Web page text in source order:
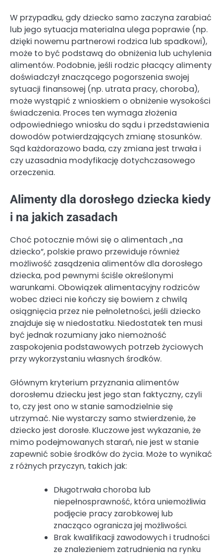
W przypadku, gdy dziecko samo zaczyna zarabiać
lub jego sytuacja materialna ulega poprawie (np.
dzięki nowemu partnerowi rodzica lub spadkowi),
może to być podstawą do obniżenia lub uchylenia
alimentów. Podobnie, jeśli rodzic płacący alimenty
doświadczył znaczącego pogorszenia swojej
sytuacji finansowej (np. utrata pracy, choroba),
może wystąpić z wnioskiem o obniżenie wysokości
świadczenia. Proces ten wymaga złożenia
odpowiedniego wniosku do sądu i przedstawienia
dowodów potwierdzających zmianę stosunków.
Sąd każdorazowo bada, czy zmiana jest trwała i
czy uzasadnia modyfikację dotychczasowego
orzeczenia.
Alimenty dla dorosłego dziecka kiedy
i na jakich zasadach
Choć potocznie mówi się o alimentach „na
dziecko”, polskie prawo przewiduje również
możliwość zasądzenia alimentów dla dorosłego
dziecka, pod pewnymi ściśle określonymi
warunkami. Obowiązek alimentacyjny rodziców
wobec dzieci nie kończy się bowiem z chwilą
osiągnięcia przez nie pełnoletności, jeśli dziecko
znajduje się w niedostatku. Niedostatek ten musi
być jednak rozumiany jako niemożność
zaspokojenia podstawowych potrzeb życiowych
przy wykorzystaniu własnych środków.
Głównym kryterium przyznania alimentów
dorosłemu dziecku jest jego stan faktyczny, czyli
to, czy jest ono w stanie samodzielnie się
utrzymać. Nie wystarczy samo stwierdzenie, że
dziecko jest dorosłe. Kluczowe jest wykazanie, że
mimo podejmowanych starań, nie jest w stanie
zapewnić sobie środków do życia. Może to wynikać
z różnych przyczyn, takich jak:
Długotrwała choroba lub
niepełnosprawność, która uniemożliwia
podjęcie pracy zarobkowej lub
znacząco ogranicza jej możliwości.
Brak kwalifikacji zawodowych i trudności
ze znalezieniem zatrudnienia na rynku